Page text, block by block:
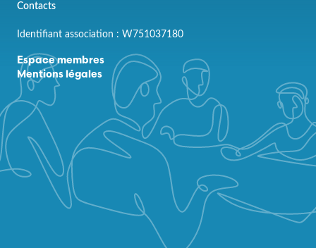
Contacts
Identifiant association : W751037180
Espace membres
Mentions légales